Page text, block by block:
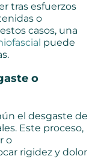
tras esfuerzos
o
casos, una
puede
o
el desgaste de
Este proceso,
o
rigidez y dolor